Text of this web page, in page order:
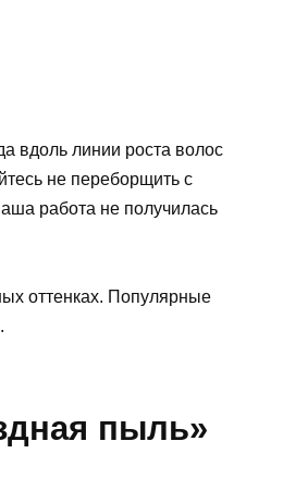
вдоль линии роста волос
не переборщить с
работа не получилась
оттенках. Популярные
пыль»